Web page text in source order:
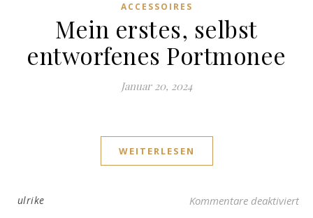
ACCESSOIRES
Mein erstes, selbst
entworfenes Portmonee
Januar 20, 2024
WEITERLESEN
ulrike Kommentare deaktiviertfür